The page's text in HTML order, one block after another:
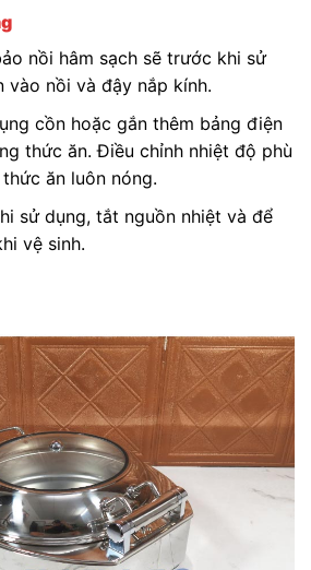
nồi hâm sạch sẽ trước khi sử
vào nồi và đậy nắp kính.
cồn hoặc gắn thêm bảng điện
thức ăn. Điều chỉnh nhiệt độ phù
ăn luôn nóng.
sử dụng, tắt nguồn nhiệt và để
vệ sinh.